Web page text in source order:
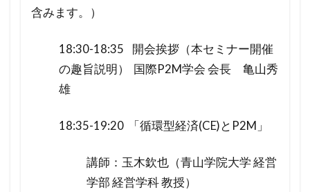
含みます。）
18:30-18:35 開会挨拶（本セミナー開催
の趣旨説明） 国際P2M学会 会長 亀山秀
雄
18:35-19:20 「循環型経済(CE)とP2M」
講師：玉木欽也（青山学院大学 経営
学部 経営学科 教授）